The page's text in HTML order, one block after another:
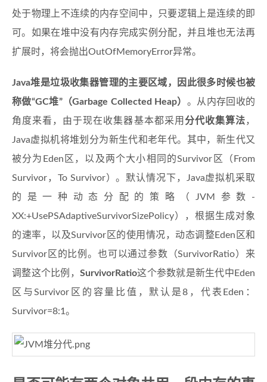
处于物理上不连续的内存空间中，只要逻辑上是连续的即
可。如果在堆中没有内存完成实例分配，并且堆也无法再
扩展时，将会抛出OutOfMemoryError异常。
Java堆是垃圾收集器管理的主要区域，因此很多时候也被
称做“GC堆”（Garbage Collected Heap） 。从内存回收的
角度来看，由于现在收集器基本都采用 分代收集算法，
Java虚拟机将堆划分为新生代和老年代。其中，新生代又
被分为Eden区，以及两个大小相同的Survivor区（From
Survivor，To Survivor）。默认情况下，Java虚拟机采取
的是一种动态分配的策略（JVM参数-
XX:+UsePSAdaptiveSurvivorSizePolicy），根据生成对象
的速率，以及Survivor区的使用情况，动态调整Eden区和
Survivor区的比例。也可以通过参数（SurvivorRatio）来
调整这个比例， SurvivorRatio这个参数就是新生代中Eden
区与Survivor区的容量比值，默认是8，代表Eden：
Survivor=8:1。